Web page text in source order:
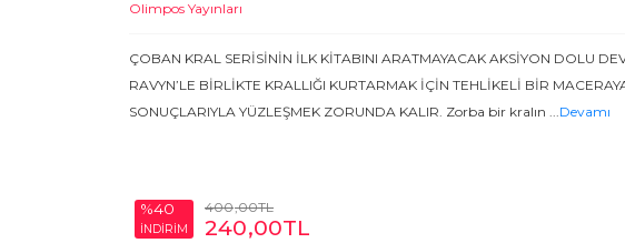
Olimpos Yayınları
ÇOBAN KRAL SERİSİNİN İLK KİTABINI ARATMAYACAK AKSİYON DOLU
RAVYN’LE BİRLİKTE KRALLIĞI KURTARMAK İÇİN TEHLİKELİ BİR
SONUÇLARIYLA YÜZLEŞMEK ZORUNDA KALIR. Zorba bir kralın ...Devamı
%40
İNDİRİM
400,00TL
240,00TL